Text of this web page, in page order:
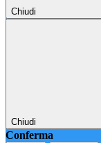
Chiudi
Chiudi
Conferma